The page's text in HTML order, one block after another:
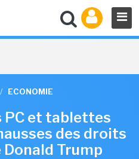
/ ECONOMIE
PC et tablettes
des droits
Donald Trump